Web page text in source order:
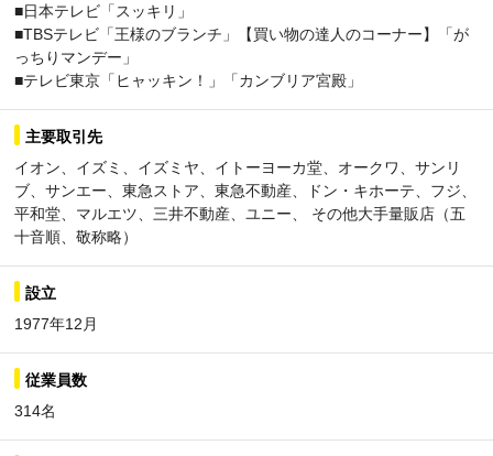
■日本テレビ「スッキリ」
■TBSテレビ「王様のブランチ」【買い物の達人のコーナー】「が
っちりマンデー」
■テレビ東京「ヒャッキン！」「カンブリア宮殿」
主要取引先
イオン、イズミ、イズミヤ、イトーヨーカ堂、オークワ、サンリ
ブ、サンエー、東急ストア、東急不動産、ドン・キホーテ、フジ、
平和堂、マルエツ、三井不動産、ユニー、 その他大手量販店（五
十音順、敬称略）
設立
1977年12月
従業員数
314名